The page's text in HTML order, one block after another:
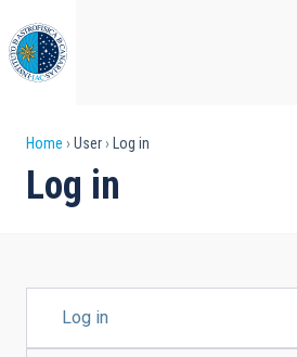
to
main
content
Breadcrumb
Home User Log in
Log in
TABSLog in